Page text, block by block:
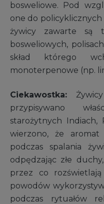
bosweliowe. Pod
one do
żywicy zawarte są
bosweliowych,
skład którego
monoterpenowe (np.
Ciekawostka:
przypisywano
starożytnych Indiach,
wierzono, że
podczas spalania
odpędzając złe
przez co
powodów
podczas rytuałów